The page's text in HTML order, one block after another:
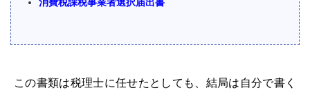
この書類は税理士に任せたとしても、結局は自分で書く